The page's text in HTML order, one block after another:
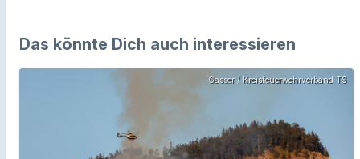
Das könnte Dich auch interessieren
Gasser / Kreisfeuerwehrverband TS